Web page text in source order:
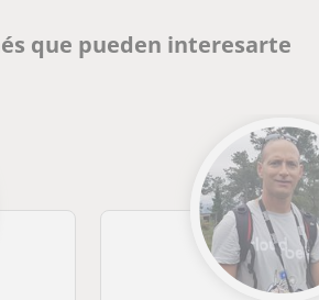
que pueden interesarte